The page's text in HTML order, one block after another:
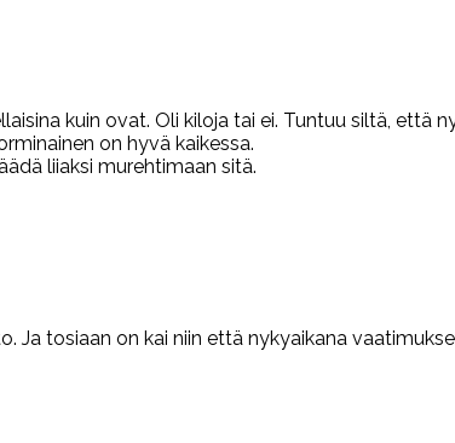
kuin ovat. Oli kiloja tai ei. Tuntuu siltä, että
on hyvä kaikessa.
liiaksi murehtimaan sitä.
Ja tosiaan on kai niin että nykyaikana